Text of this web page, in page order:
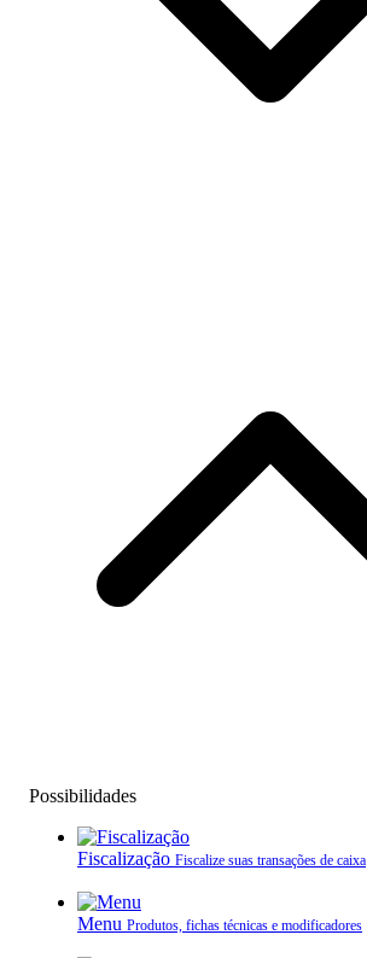
Possibilidades
Fiscalização Fiscalize suas transações de caixa
Menu Produtos, fichas técnicas e modificadores